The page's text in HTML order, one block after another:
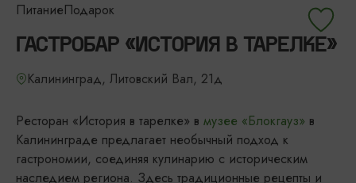
ПитаниеПодарок
ГАСТРОБАР «ИСТОРИЯ В ТАРЕЛКЕ»
Калининград, Литовский Вал, 21д
Ресторан «История в тарелке» в музее «Блокгауз» в
Калининграде предлагает необычный подход к
гастрономии, соединяя кулинарию с историческим
наследием региона. Здесь традиционные рецепты и